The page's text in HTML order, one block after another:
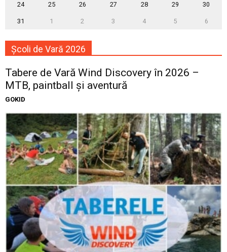
24 25 26 27 28 29 30
31 1 2 3 4 5 6
Școli de Vară 2026
Tabere de Vară Wind Discovery în 2026 –
MTB, paintball și aventură
GOKID